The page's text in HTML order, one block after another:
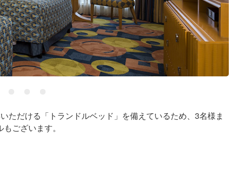
ただける「トランドルベッド」を備えているため、3名様ま
ございます。